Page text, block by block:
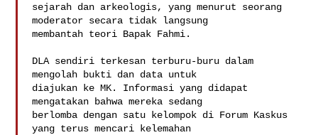
sejarah dan arkeologis, yang menurut seorang
moderator secara tidak langsung
membantah teori Bapak Fahmi.
DLA sendiri terkesan terburu-buru dalam
mengolah bukti dan data untuk
diajukan ke MK. Informasi yang didapat
mengatakan bahwa mereka sedang
berlomba dengan satu kelompok di Forum Kaskus
yang terus mencari kelemahan